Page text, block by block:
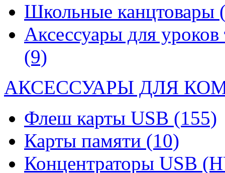
Школьные канцтовары
Аксессуары для уроков
(9)
АКСЕССУАРЫ ДЛЯ
Флеш карты USB (155)
Карты памяти (10)
Концентраторы USB